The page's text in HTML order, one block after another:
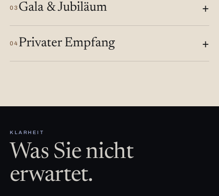
03 Gala & Jubiläum
04 Privater Empfang
KLARHEIT
Was Sie nicht
erwartet.